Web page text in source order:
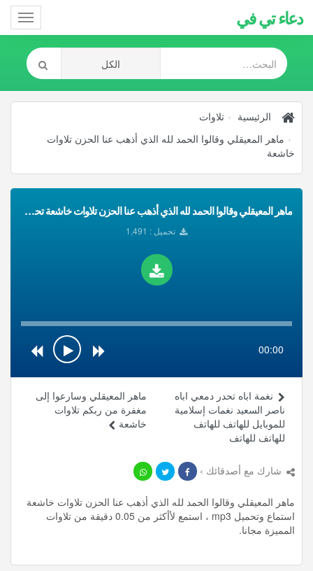
دعاء تي في
الرئيسية
تلاوات
ماهر المعيقلي وقالوا الحمد لله الذي أذهب عنا الحزن تلاوات
خاشعة
ماهر المعيقلي وقالوا الحمد لله الذي أذهب عنا الحزن تلاوات خاشعة تحميل Mp3
تحميل : 1,491
00:00
ماهر المعيقلي وسارعوا إلى
مغفرة من ربكم تلاوات
خاشعة
نغمة اباه تحدر دمعي اباه
ناصر السعيد نغمات إسلامية
للموبايل للهاتف للهاتف
للهاتف للهاتف
شارك مع أصدقائك ›
ماهر المعيقلي وقالوا الحمد لله الذي أذهب عنا الحزن تلاوات خاشعة
استماع وتحميل mp3 ، استمع لأأكثر من 0.05 دقيقة من تلاوات
المميزة مجانا.